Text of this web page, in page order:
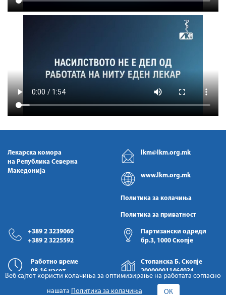
Лекарска комора
на Република Северна
Македонија
lkm@lkm.org.mk
www.lkm.org.mk
Политика за колачиња
Политика за приватност
+389 2 3239060
+389 2 3225592
Партизански одреди
бр.3, 1000 Скопје
Работно време
08-16 часот
Стопанска Б. Скопје
200000011464034
Веб сајтот користи колачиња за оптимизирање на работата согласно
нашата
Политика за колачиња ОК